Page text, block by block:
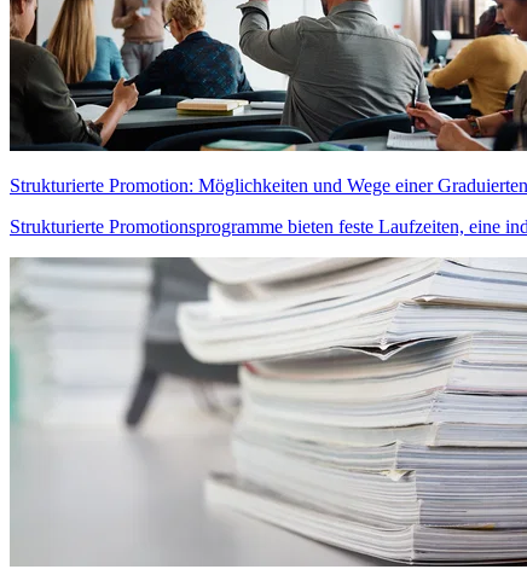
Strukturierte Promotion: Möglichkeiten und Wege einer
Strukturierte Promotionsprogramme bieten feste Laufzeiten, eine